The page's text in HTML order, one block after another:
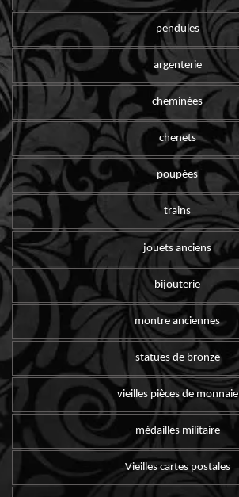
pendules
argenterie
cheminées
chenets
poupées
trains
jouets anciens
bijouterie
montre anciennes
statues de bronze
vieilles pièces de monnaie
médailles militaire
Vieilles cartes postales